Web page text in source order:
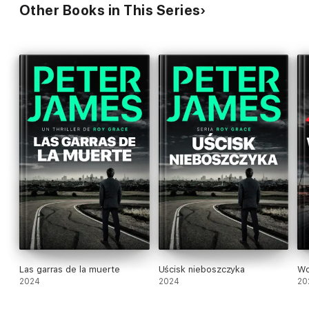
Other Books in This Series
Las garras de la muerte
2024
Uścisk nieboszczyka
2024